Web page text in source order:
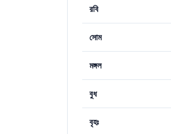
রবি
সোম
মঙ্গল
বুধ
বৃহঃ